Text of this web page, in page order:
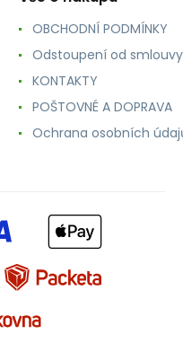
OBCHODNÍ PODMÍNKY
Odstoupení od smlouvy
KONTAKTY
POŠTOVNÉ A DOPRAVA
Ochrana osobních